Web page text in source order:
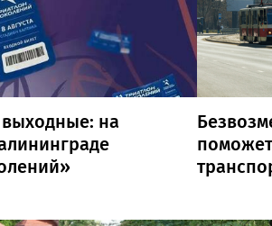
выходные: на